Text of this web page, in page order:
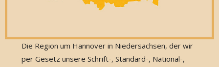
Die Region um Hannover in Niedersachsen, der wir
per Gesetz unsere Schrift-, Standard-, National-,